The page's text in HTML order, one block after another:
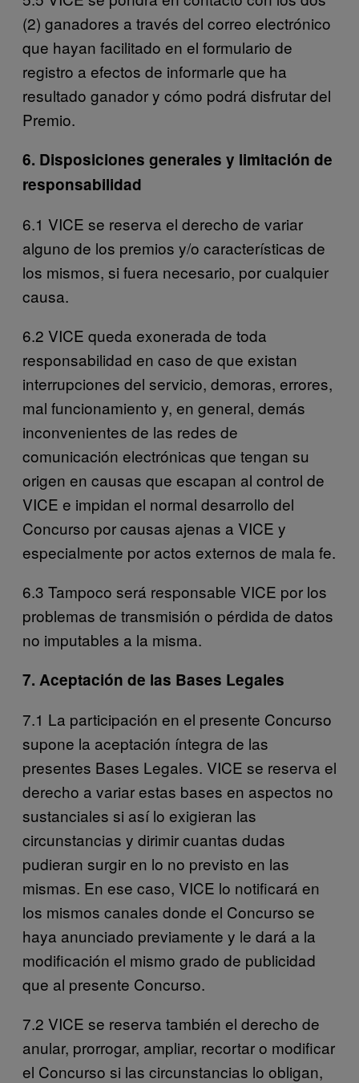
(2) ganadores a través del correo electrónico
que hayan facilitado en el formulario de
registro a efectos de informarle que ha
resultado ganador y cómo podrá disfrutar del
Premio.
6. Disposiciones generales y limitación de
responsabilidad
6.1 VICE se reserva el derecho de variar
alguno de los premios y/o características de
los mismos, si fuera necesario, por cualquier
causa.
6.2 VICE queda exonerada de toda
responsabilidad en caso de que existan
interrupciones del servicio, demoras, errores,
mal funcionamiento y, en general, demás
inconvenientes de las redes de
comunicación electrónicas que tengan su
origen en causas que escapan al control de
VICE e impidan el normal desarrollo del
Concurso por causas ajenas a VICE y
especialmente por actos externos de mala fe.
6.3 Tampoco será responsable VICE por los
problemas de transmisión o pérdida de datos
no imputables a la misma.
7. Aceptación de las Bases Legales
7.1 La participación en el presente Concurso
supone la aceptación íntegra de las
presentes Bases Legales. VICE se reserva el
derecho a variar estas bases en aspectos no
sustanciales si así lo exigieran las
circunstancias y dirimir cuantas dudas
pudieran surgir en lo no previsto en las
mismas. En ese caso, VICE lo notificará en
los mismos canales donde el Concurso se
haya anunciado previamente y le dará a la
modificación el mismo grado de publicidad
que al presente Concurso.
7.2 VICE se reserva también el derecho de
anular, prorrogar, ampliar, recortar o modificar
el Concurso si las circunstancias lo obligan,